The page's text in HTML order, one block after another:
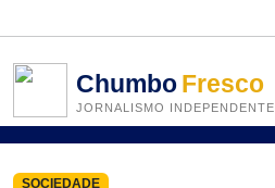
ChumboFresco
JORNALISMO INDEPENDENTE
SOCIEDADE